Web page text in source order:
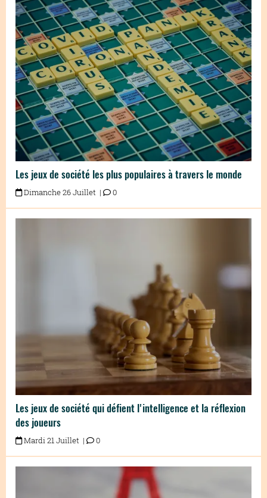
Les jeux de société les plus populaires à travers le monde
Dimanche 26 Juillet | 0
Les jeux de société qui défient l'intelligence et la réflexion
des joueurs
Mardi 21 Juillet | 0